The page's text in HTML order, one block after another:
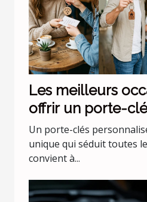
Les meilleurs
offrir un porte-
personnalisé
Un porte-clés
unique qui séduit toutes
convient à...